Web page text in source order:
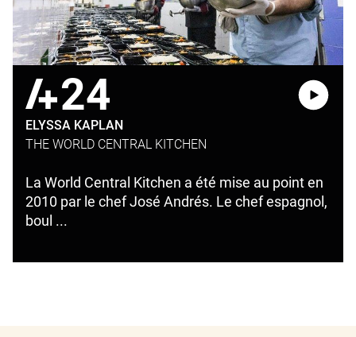
24
ELYSSA KAPLAN
THE WORLD CENTRAL KITCHEN
La World Central Kitchen a été mise au point en
2010 par le chef José Andrés. Le chef espagnol,
boul ...